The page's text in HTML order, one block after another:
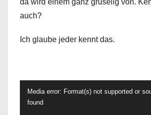
auch?
Ich glaube jeder kennt das.
Player
Media error: Format(s) not supported or
found